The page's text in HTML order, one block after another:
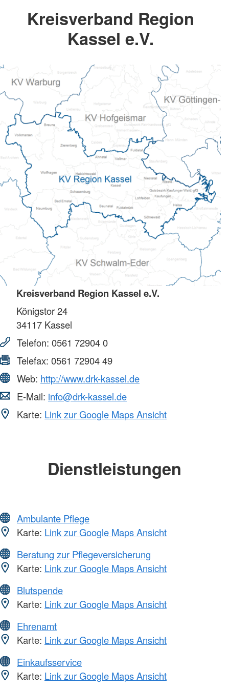
Kreisverband Region
Kassel e.V.
Kreisverband Region Kassel e.V.
Königstor 24
34117 Kassel
Telefon: 0561 72904 0
Telefax: 0561 72904 49
Web: http://www.drk-kassel.de
E-Mail: info@drk-kassel.de
Karte: Link zur Google Maps Ansicht
Dienstleistungen
Ambulante Pflege
Karte: Link zur Google Maps Ansicht
Beratung zur Pflegeversicherung
Karte: Link zur Google Maps Ansicht
Blutspende
Karte: Link zur Google Maps Ansicht
Ehrenamt
Karte: Link zur Google Maps Ansicht
Einkaufsservice
Karte: Link zur Google Maps Ansicht